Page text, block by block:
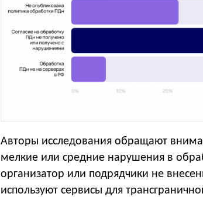
Авторы исследования обращают
мелкие или средние нарушения в
организатор или подрядчики не
используют сервисы для